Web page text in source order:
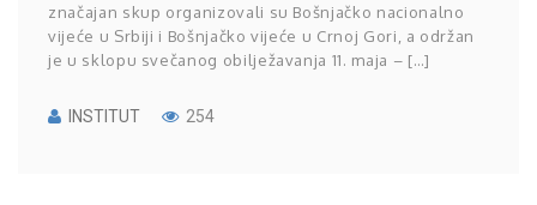
značajan skup organizovali su Bošnjačko nacionalno
vijeće u Srbiji i Bošnjačko vijeće u Crnoj Gori, a održan
je u sklopu svečanog obilježavanja 11. maja – […]
INSTITUT 254